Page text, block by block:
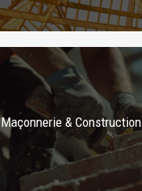
Maçonnerie & Construction